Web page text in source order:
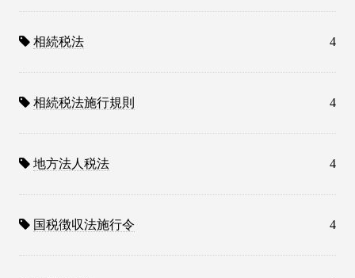
相続税法 4
相続税法施行規則 4
地方法人税法 4
国税徴収法施行令 4